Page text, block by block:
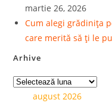
martie 26, 2026
Cum alegi grădinița
care merită să ți le
Arhive
august 2026